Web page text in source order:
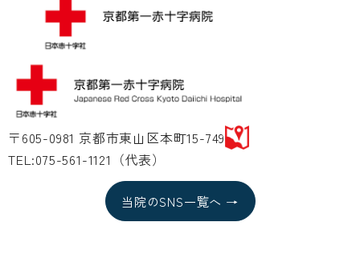
〒605-0981 京都市東山区本町15-749
TEL:075-561-1121（代表）
当院のSNS一覧へ →